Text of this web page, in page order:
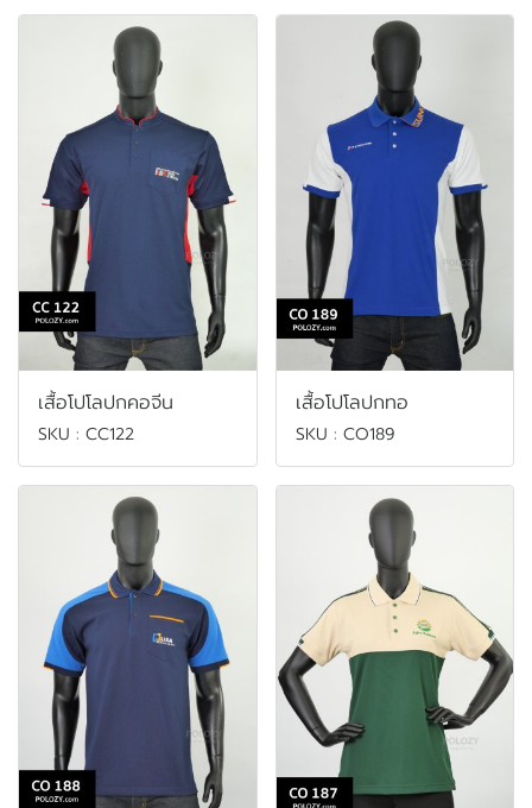
เสื้อโปโลปกคอจีน
SKU : CC122
เสื้อโปโลปกทอ
SKU : CO189